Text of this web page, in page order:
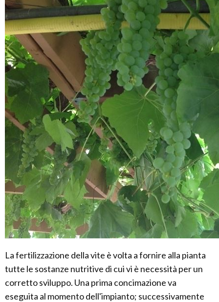
La fertilizzazione della vite è volta a fornire alla pianta
tutte le sostanze nutritive di cui vi è necessità per un
corretto sviluppo. Una prima concimazione va
eseguita al momento dell'impianto; successivamente